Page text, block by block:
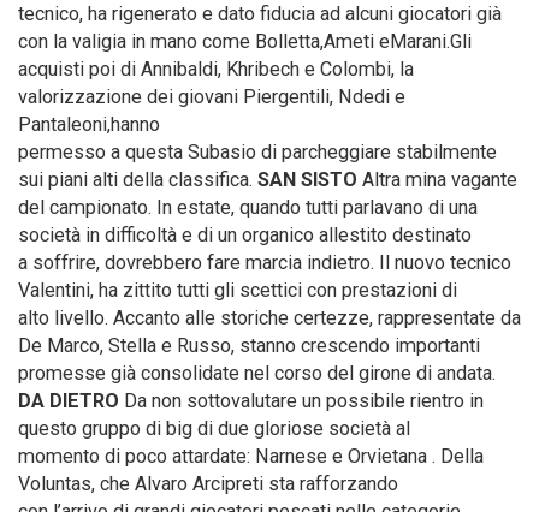
tecnico, ha rigenerato e dato fiducia ad alcuni giocatori già
con la valigia in mano come Bolletta,Ameti eMarani.Gli
acquisti poi di Annibaldi, Khribech e Colombi, la
valorizzazione dei giovani Piergentili, Ndedi e
Pantaleoni,hanno
permesso a questa Subasio di parcheggiare stabilmente
sui piani alti della classifica. SAN SISTO Altra mina vagante
del campionato. In estate, quando tutti parlavano di una
società in difficoltà e di un organico allestito destinato
a soffrire, dovrebbero fare marcia indietro. Il nuovo tecnico
Valentini, ha zittito tutti gli scettici con prestazioni di
alto livello. Accanto alle storiche certezze, rappresentate da
De Marco, Stella e Russo, stanno crescendo importanti
promesse già consolidate nel corso del girone di andata.
DA DIETRO Da non sottovalutare un possibile rientro in
questo gruppo di big di due gloriose società al
momento di poco attardate: Narnese e Orvietana . Della
Voluntas, che Alvaro Arcipreti sta rafforzando